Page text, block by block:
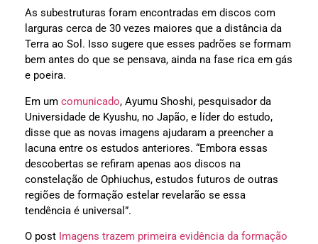
As subestruturas foram encontradas em discos com
larguras cerca de 30 vezes maiores que a distância da
Terra ao Sol. Isso sugere que esses padrões se formam
bem antes do que se pensava, ainda na fase rica em gás
e poeira.
Em um comunicado, Ayumu Shoshi, pesquisador da
Universidade de Kyushu, no Japão, e líder do estudo,
disse que as novas imagens ajudaram a preencher a
lacuna entre os estudos anteriores. “Embora essas
descobertas se refiram apenas aos discos na
constelação de Ophiuchus, estudos futuros de outras
regiões de formação estelar revelarão se essa
tendência é universal”.
O post Imagens trazem primeira evidência da formação